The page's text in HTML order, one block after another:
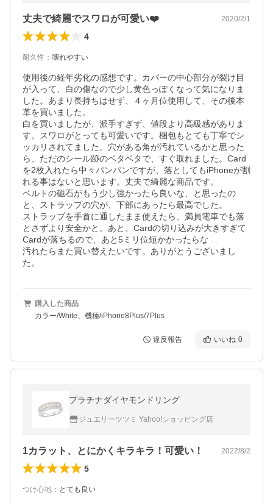
丈夫で綺麗でスワロが可愛い❤️ 2020/2/1
4
耐久性 ： 壊れやすい
使用後の経年劣化の感想です。カバーの中心部分が裂け目
が入って、白の傷なので少し黄色っぽくなって気になりま
した。あまり長持ちはせず、４ヶ月位使用して、その後本
革を買いました。
白を買いましたが、派手すぎず、値段より高級感がありま
す。スワロがとっても可愛いです。梱包もとても丁寧でシ
ッカリされてました。穴がある角が汚れているかと思った
ら、ただのシール跡のベタベタで、すぐ取れました。Card
を2枚入れたら中々パンパンですが、落としてもiPhoneが割
れる事はないと思います。丈夫で綺麗な商品です。
ベルトの磁石がもう少し強かったら良いな、と思ったの
と、ストラップの穴が、下部にあったら最高でした。
ストラップを手首に通したまま使えたら、満員電車でも落
とさずより安全かと。あと、Cardの切り込みが大きすぎて
Cardが落ちるので、あと5ミリ位短かかったらな
汚れたらまた買い替えたいです。ありがとうございまし
た。
購入した商品
カラー/White、機種/iPhone8Plus/7Plus
違反報告 いいね 0
プラチナダイヤモンドリング
ジュエリーツツミ Yahoo!ショッピング店
1カラット、とにかくキラキラ！可愛い！ 2022/8/2
5
つけ心地 ： とても良い